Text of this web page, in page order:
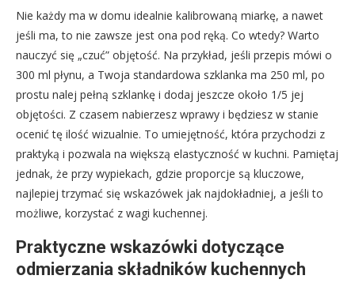
Nie każdy ma w domu idealnie kalibrowaną miarkę, a nawet
jeśli ma, to nie zawsze jest ona pod ręką. Co wtedy? Warto
nauczyć się „czuć” objętość. Na przykład, jeśli przepis mówi o
300 ml płynu, a Twoja standardowa szklanka ma 250 ml, po
prostu nalej pełną szklankę i dodaj jeszcze około 1/5 jej
objętości. Z czasem nabierzesz wprawy i będziesz w stanie
ocenić tę ilość wizualnie. To umiejętność, która przychodzi z
praktyką i pozwala na większą elastyczność w kuchni. Pamiętaj
jednak, że przy wypiekach, gdzie proporcje są kluczowe,
najlepiej trzymać się wskazówek jak najdokładniej, a jeśli to
możliwe, korzystać z wagi kuchennej.
Praktyczne wskazówki dotyczące
odmierzania składników kuchennych